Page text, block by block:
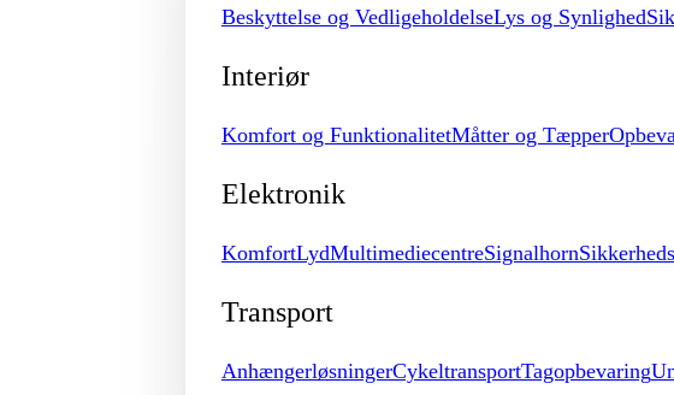
Beskyttelse og VedligeholdelseLys og Synlighed
Interiør
Komfort og FunktionalitetMåtter og Tæpper
Elektronik
KomfortLydMultimediecentreSignalhorn
Transport
AnhængerløsningerCykeltransportTagopbevaring